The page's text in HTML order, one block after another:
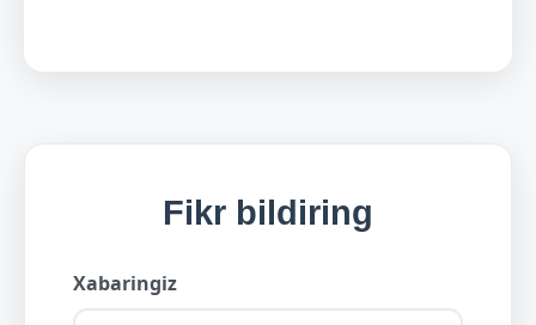
Fikr bildiring
Xabaringiz